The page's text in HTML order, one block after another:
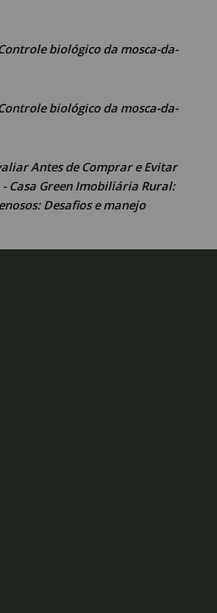
biológico da mosca-da-
biológico da mosca-da-
Antes de Comprar e Evitar
Casa Green Imobiliária Rural:
Desafios e manejo